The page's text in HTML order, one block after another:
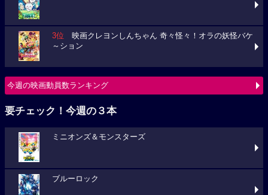
3位 映画クレヨンしんちゃん 奇々怪々！オラの妖怪バケ
～ション
今週の映画動員数ランキング
要チェック！今週の３本
ミニオンズ＆モンスターズ
ブルーロック